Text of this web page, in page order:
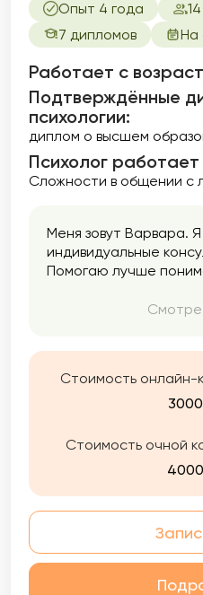
Опыт 4 года
7 дипломов
На
Работает с
Подтверждённые
психологии:
диплом о высшем
Психолог
Сложности в общении с
Меня зовут Варвара.
индивидуальные
Помогаю лучше
находить опору и
Стоимость онлайн-
Стоимость очной